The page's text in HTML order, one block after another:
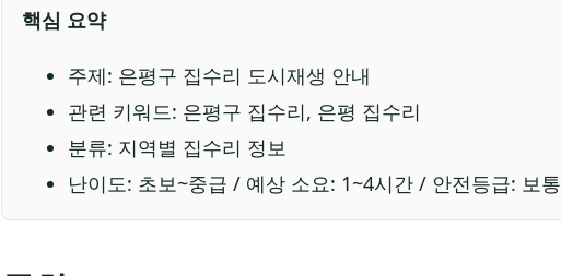
핵심 요약
주제: 은평구 집수리 도시재생 안내
관련 키워드: 은평구 집수리, 은평 집수리
분류: 지역별 집수리 정보
난이도: 초보~중급 / 예상 소요: 1~4시간 / 안전등급: 보통